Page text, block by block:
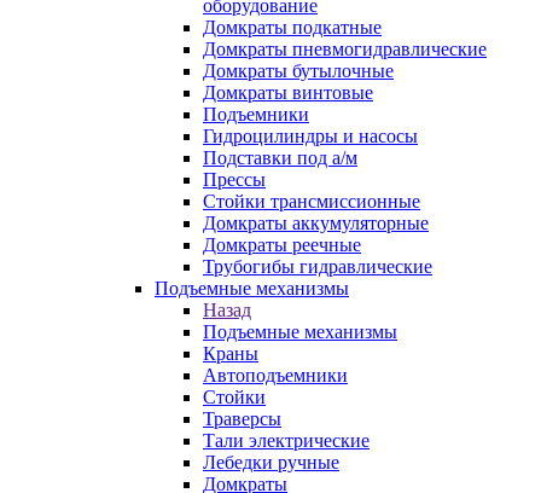
оборудование
Домкраты подкатные
Домкраты пневмогидравлические
Домкраты бутылочные
Домкраты винтовые
Подъемники
Гидроцилиндры и насосы
Подставки под а/м
Прессы
Стойки трансмиссионные
Домкраты аккумуляторные
Домкраты реечные
Трубогибы гидравлические
Подъемные механизмы
Назад
Подъемные механизмы
Краны
Автоподъемники
Стойки
Траверсы
Тали электрические
Лебедки ручные
Домкраты